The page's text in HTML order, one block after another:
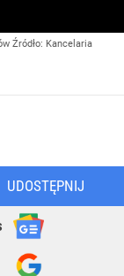
Źródło: Kancelaria
UDOSTĘPNIJ